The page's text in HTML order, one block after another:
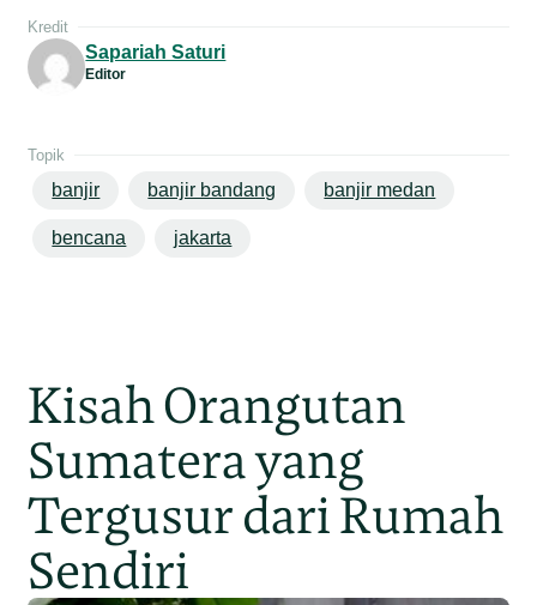
Kredit
Sapariah Saturi
Editor
Topik
banjir banjir bandang banjir medan
bencana jakarta
Kisah Orangutan
Sumatera yang
Tergusur dari Rumah
Sendiri